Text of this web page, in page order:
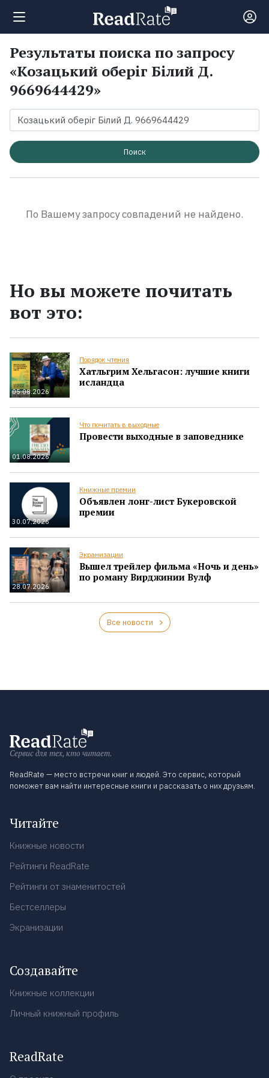
Поиск
Новости
Рейтинги
Экранизации
Результаты поиска по запросу
«Козацький оберіг Білий Д.
9669644429»
Поиск
По Вашему запросу совпадений не найдено.
Но вы можете почитать
вот это:
05.08.2026
Порядок чтения
Хатльгрим Хельгасон: лучшие книги
исландца
01.08.2026
Что почитать в выходные
Провести выходные в заповеднике
30.07.2026
Книжные премии
Объявлен лонг-лист Букеровской
премии
28.07.2026
Экранизации
Вышел трейлер фильма «Ночь и день»
по роману Вирджинии Вулф
Все новости
Сервис для тех, кто читает.
ReadRate — место встречи книг и людей. Это сервис, который
поможет вам найти интересные книги и рассказать о них друзьям.
Читайте
Книжные новости
Рейтинги ReadRate
Рейтинги от знаменитостей
Бестселлеры
Экранизации
Создавайте
Книжные коллекции
Личный книжный профиль
ReadRate